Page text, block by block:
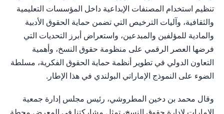
تنظيم استخدام المصنفات الإبداعية داخل المؤسسات التعليمية
والثقافية، وآليات الترخيص التي تضمن حماية الحقوق الأدبية
والمادية للمؤلفين والمبدعين، واستعراض أبرز التحديات التي
فرضها العصر الرقمي على منظومة حقوق النسخ، وأهمية
التعاون الدولي في تطوير أنظمة حماية الحقوق الفكرية، مسلطة
الضوء على النموذج الإماراتي البولندي في هذا الإطار.
وقال محمد بن دخين المطروشي، رئيس مجلس إدارة جمعية
الإمارات لإدارة حقوق النسخ، تمثل مشاركتنا في المعرض محطة